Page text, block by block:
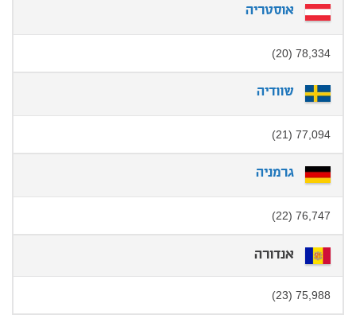
אוסטריה
78,334 (20)
שוודיה
77,094 (21)
גרמניה
76,747 (22)
אנדורה
75,988 (23)